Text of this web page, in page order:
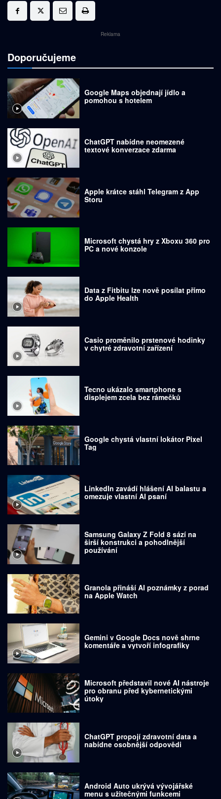
Reklama
Doporučujeme
Google Maps objednají jídlo a
pomohou s hotelem
ChatGPT nabídne neomezené
textové konverzace zdarma
Apple krátce stáhl Telegram z App
Storu
Microsoft chystá hry z Xboxu 360 pro
PC a nové konzole
Data z Fitbitu lze nově posílat přímo
do Apple Health
Casio proměnilo prstenové hodinky
v chytré zdravotní zařízení
Tecno ukázalo smartphone s
displejem zcela bez rámečků
Google chystá vlastní lokátor Pixel
Tag
LinkedIn zavádí hlášení AI balastu a
omezuje vlastní AI psaní
Samsung Galaxy Z Fold 8 sází na
širší konstrukci a pohodlnější
používání
Granola přináší AI poznámky z porad
na Apple Watch
Gemini v Google Docs nově shrne
komentáře a vytvoří infografiky
Microsoft představil nové AI nástroje
pro obranu před kybernetickými
útoky
ChatGPT propojí zdravotní data a
nabídne osobnější odpovědi
Android Auto ukrývá vývojářské
menu s užitečnými funkcemi